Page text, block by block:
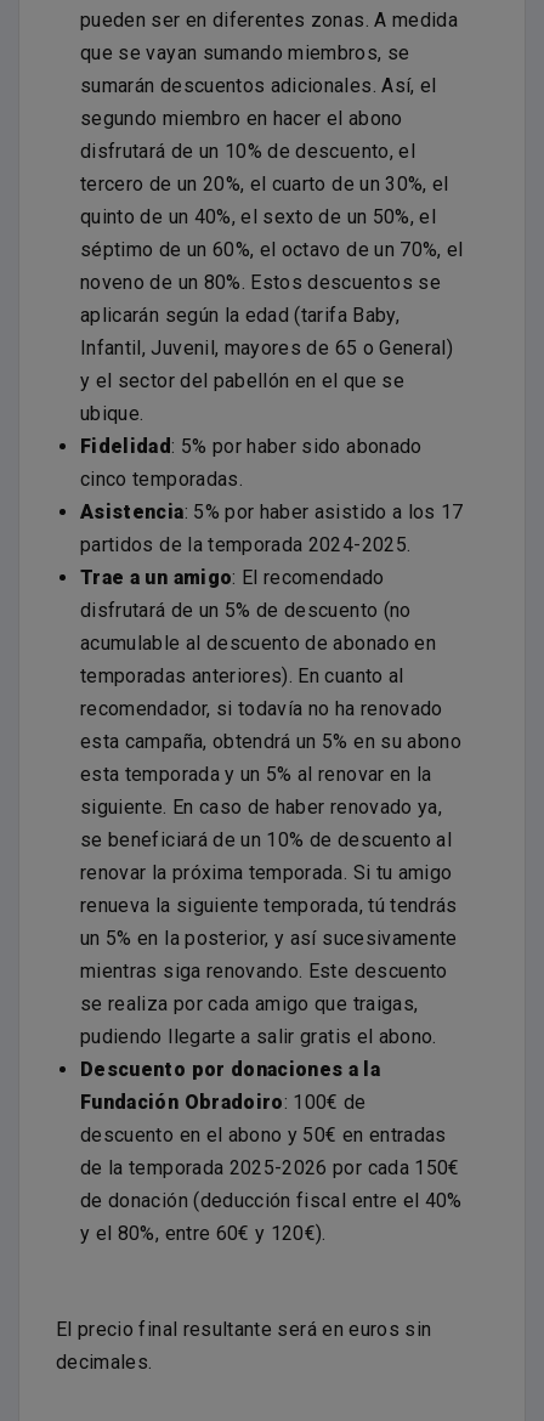
pueden ser en diferentes zonas. A medida
que se vayan sumando miembros, se
sumarán descuentos adicionales. Así, el
segundo miembro en hacer el abono
disfrutará de un 10% de descuento, el
tercero de un 20%, el cuarto de un 30%, el
quinto de un 40%, el sexto de un 50%, el
séptimo de un 60%, el octavo de un 70%, el
noveno de un 80%. Estos descuentos se
aplicarán según la edad (tarifa Baby,
Infantil, Juvenil, mayores de 65 o General)
y el sector del pabellón en el que se
ubique.
Fidelidad : 5% por haber sido abonado
cinco temporadas.
Asistencia: 5% por haber asistido a los 17
partidos de la temporada 2024-2025.
Trae a un amigo: El recomendado
disfrutará de un 5% de descuento (no
acumulable al descuento de abonado en
temporadas anteriores). En cuanto al
recomendador, si todavía no ha renovado
esta campaña, obtendrá un 5% en su abono
esta temporada y un 5% al renovar en la
siguiente. En caso de haber renovado ya,
se beneficiará de un 10% de descuento al
renovar la próxima temporada. Si tu amigo
renueva la siguiente temporada, tú tendrás
un 5% en la posterior, y así sucesivamente
mientras siga renovando. Este descuento
se realiza por cada amigo que traigas,
pudiendo llegarte a salir gratis el abono.
Descuento por donaciones a la
Fundación Obradoiro: 100€ de
descuento en el abono y 50€ en entradas
de la temporada 2025-2026 por cada 150€
de donación (deducción fiscal entre el 40%
y el 80%, entre 60€ y 120€).
El precio final resultante será en euros sin
decimales.